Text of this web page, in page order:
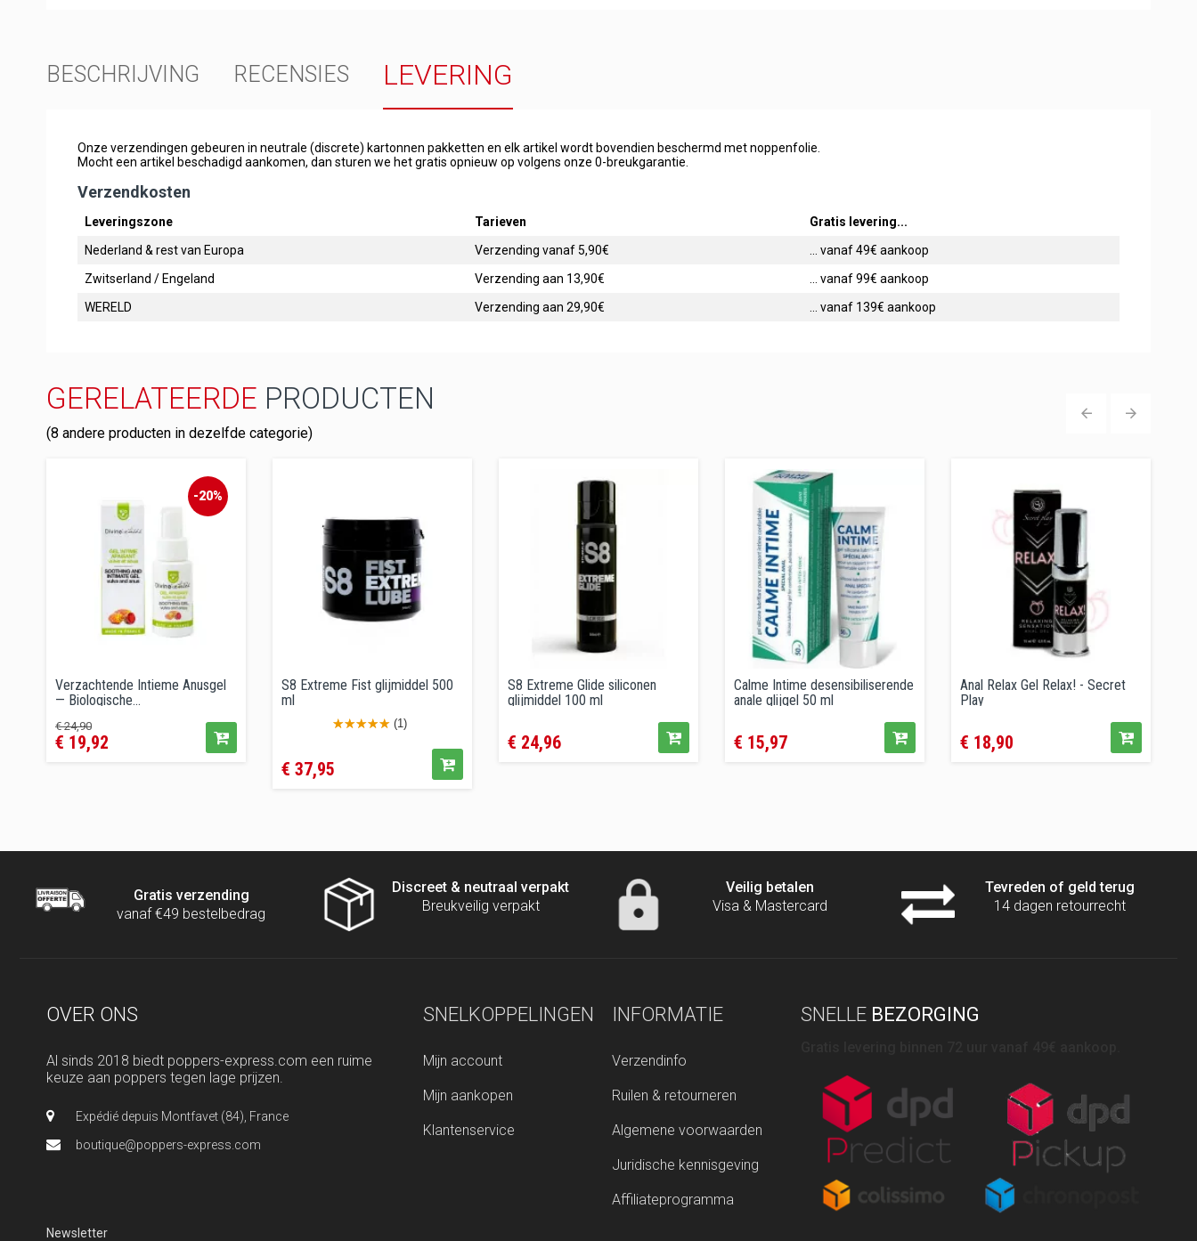
BESCHRIJVING RECENSIES LEVERING
Onze verzendingen gebeuren in neutrale (discrete) kartonnen pakketten en elk artikel wordt bovendien beschermd met noppenfolie.
Mocht een artikel beschadigd aankomen, dan sturen we het gratis opnieuw op volgens onze 0-breukgarantie.
Verzendkosten
Leveringszone Tarieven
Gratis levering...
Nederland & rest van Europa
Verzending vanaf 5,90€
... vanaf 49€ aankoop
Zwitserland / Engeland
Verzending aan 13,90€
... vanaf 99€ aankoop
WERELD
Verzending aan 29,90€ ... vanaf 139€ aankoop
GERELATEERDE PRODUCTEN
(8 andere producten in dezelfde categorie)
-20%
Verzachtende Intieme Anusgel
— Biologische...
€ 24,90Prijs
€ 19,92
S8 Extreme Fist glijmiddel 500
ml
(1)
€ 37,95
S8 Extreme Glide siliconen
glijmiddel 100 ml
€ 24,96
Calme Intime desensibiliserende
anale glijgel 50 ml
€ 15,97
Anal Relax Gel Relax! - Secret
Play
€ 18,90
Gratis verzending
vanaf €49 bestelbedrag
Discreet & neutraal verpakt
Breukveilig verpakt
Veilig betalen
Visa & Mastercard
Tevreden of geld terug
14 dagen retourrecht
OVER ONS
Al sinds 2018 biedt poppers-express.com een ruime
keuze aan poppers tegen lage prijzen.
Expédié depuis Montfavet (84), France
boutique@poppers-express.com
SNELKOPPELINGEN
Mijn account
Mijn aankopen
Klantenservice
INFORMATIE
Verzendinfo
Ruilen & retourneren
Algemene voorwaarden
Juridische kennisgeving
Affiliateprogramma
SNELLE BEZORGING
Newsletter